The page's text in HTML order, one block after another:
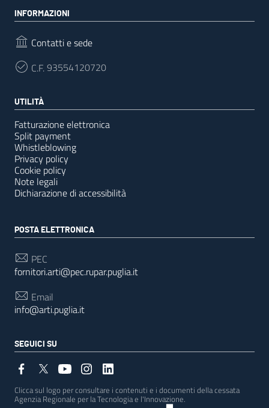
INFORMAZIONI
Contatti e sede
C.F.93554120720
UTILITÀ
Fatturazione elettronica
Split payment
Whistleblowing
Privacy policy
Cookie policy
Note legali
Dichiarazione di accessibilità
POSTA ELETTRONICA
PEC
fornitori.arti@pec.rupar.puglia.it
Email
info@arti.puglia.it
SEGUICI SU
Clicca sul logo per consultare i contenuti e i documenti della cessata
Agenzia Regionale per la Tecnologia e l'Innovazione.